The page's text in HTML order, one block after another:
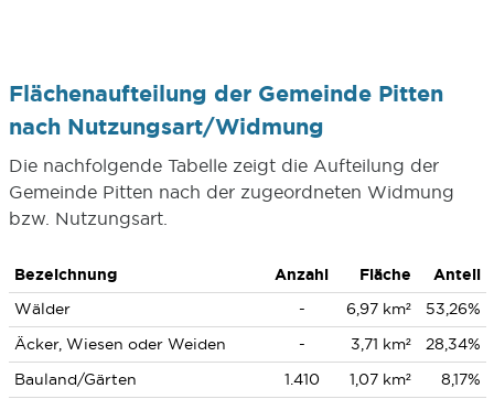
Flächenaufteilung der Gemeinde Pitten
nach Nutzungsart/Widmung
Die nachfolgende Tabelle zeigt die Aufteilung der
Gemeinde Pitten nach der zugeordneten Widmung
bzw. Nutzungsart.
Bezeichnung Anzahl Fläche
Anteil
Wälder
- 6,97 km²
53,26%
Äcker, Wiesen oder Weiden
- 3,71 km²
28,34%
Bauland/Gärten
1.410 1,07 km² 8,17%